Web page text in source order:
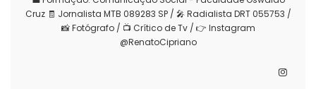
Cruz 🧾 Jornalista MTB 089283 SP / 🎤 Radialista DRT 055753 /
📸 Fotógrafo / 📺 Crítico de Tv / 👉 Instagram
@RenatoCipriano